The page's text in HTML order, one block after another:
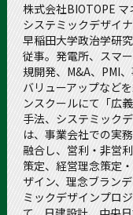
株式会社BIOTOPE
システミックデザイ
早稲田大学政治学研
従事。発電所、スマ
規開発、M&A、PMI
バリューアップなど
ンスクールにて「広
手法、システミック
は、事業会社での実
融合し、営利・非営
策定、経営理念策定
ザイン、理念ブラン
ミックデザインプロ